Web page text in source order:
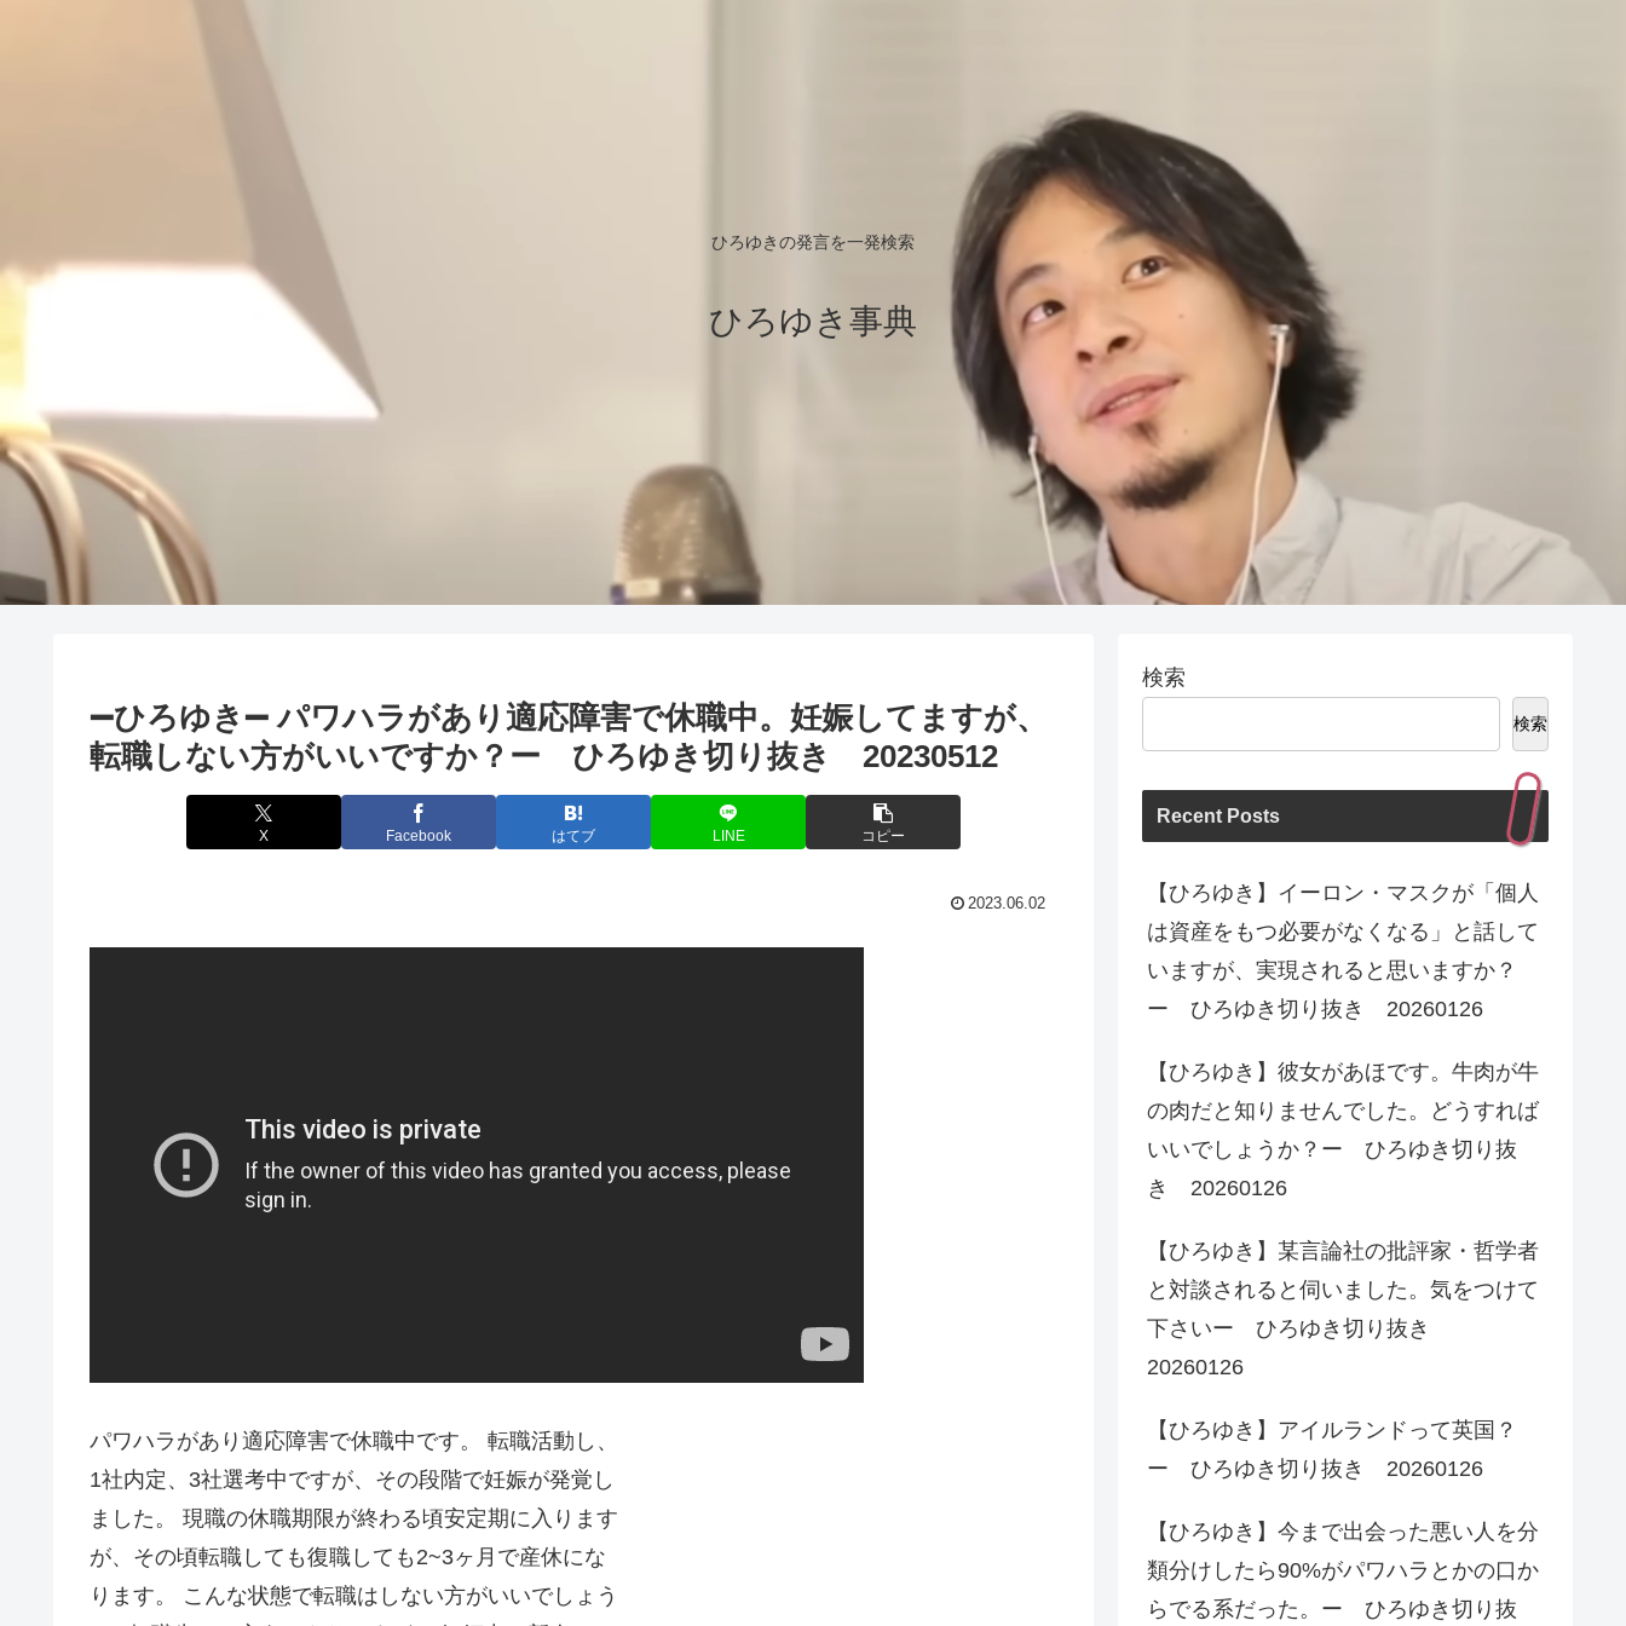
ひろゆきの発言を一発検索
ひろゆき事典
➖ひろゆき➖ パワハラがあり適応障害で休職中。妊娠してますが、
転職しない方がいいですか？ー ひろゆき切り抜き 20230512
X Facebook はてブ LINE コピー
2023.06.02
パワハラがあり適応障害で休職中です。 転職活動し、
1社内定、3社選考中ですが、その段階で妊娠が発覚し
ました。 現職の休職期限が終わる頃安定期に入ります
が、その頃転職しても復職しても2~3ヶ月で産休にな
ります。 こんな状態で転職はしない方がいいでしょう
検索
検索
Recent Posts
【ひろゆき】イーロン・マスクが「個人
は資産をもつ必要がなくなる」と話して
いますが、実現されると思いますか？
ー ひろゆき切り抜き 20260126
【ひろゆき】彼女があほです。牛肉が牛
の肉だと知りませんでした。どうすれば
いいでしょうか？ー ひろゆき切り抜
き 20260126
【ひろゆき】某言論社の批評家・哲学者
と対談されると伺いました。気をつけて
下さいー ひろゆき切り抜き
20260126
【ひろゆき】アイルランドって英国？
ー ひろゆき切り抜き 20260126
【ひろゆき】今まで出会った悪い人を分
類分けしたら90%がパワハラとかの口か
らでる系だった。ー ひろゆき切り抜